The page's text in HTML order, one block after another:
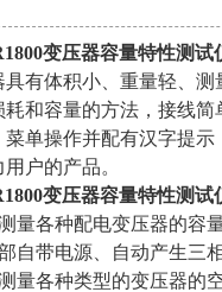
变压器容量特性测试
具有体积小、重量轻、
耗和容量的方法，接线
菜单操作并配有汉字提
户的产品。
变压器容量特性测试
测量各种配电变压器的容
部自带电源、自动产生三
测量各种类型的变压器的